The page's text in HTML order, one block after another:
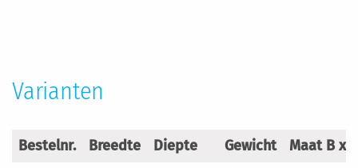
Varianten
Bestelnr. Breedte Diepte Gewicht
Maat B x